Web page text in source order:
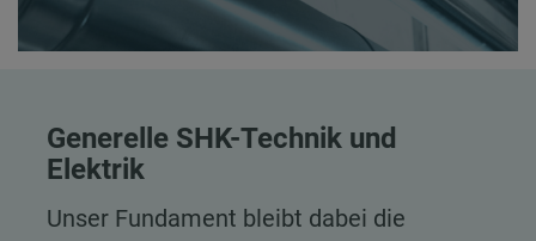
Generelle SHK-Technik und
Elektrik
Unser Fundament bleibt dabei die